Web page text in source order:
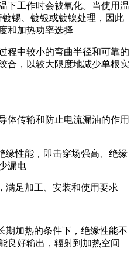
下工作时会被氧化。当使用温
锡、镀银或镀镍处理，因此
和加热功率选择
程中较小的弯曲半径和可靠的
合，以较大限度地减少单根实
体传输和防止电流漏油的作用
缘性能，即击穿场强高、绝缘
漏电
满足加工、安装和使用要求
期加热的条件下，绝缘性能不
良好输出，辐射到加热空间